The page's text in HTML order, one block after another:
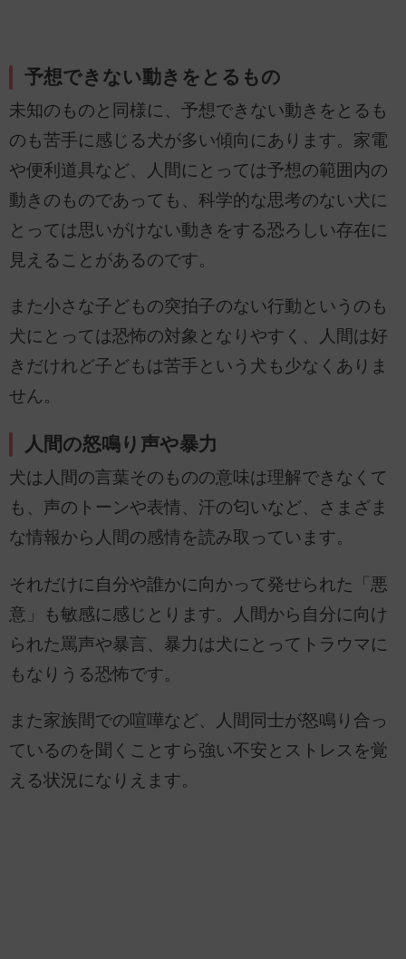
予想できない動きをとるもの
未知のものと同様に、予想できない動きをとるも
のも苦手に感じる犬が多い傾向にあります。家電
や便利道具など、人間にとっては予想の範囲内の
動きのものであっても、科学的な思考のない犬に
とっては思いがけない動きをする恐ろしい存在に
見えることがあるのです。
また小さな子どもの突拍子のない行動というのも
犬にとっては恐怖の対象となりやすく、人間は好
きだけれど子どもは苦手という犬も少なくありま
せん。
人間の怒鳴り声や暴力
犬は人間の言葉そのものの意味は理解できなくて
も、声のトーンや表情、汗の匂いなど、さまざま
な情報から人間の感情を読み取っています。
それだけに自分や誰かに向かって発せられた「悪
意」も敏感に感じとります。人間から自分に向け
られた罵声や暴言、暴力は犬にとってトラウマに
もなりうる恐怖です。
また家族間での喧嘩など、人間同士が怒鳴り合っ
ているのを聞くことすら強い不安とストレスを覚
える状況になりえます。